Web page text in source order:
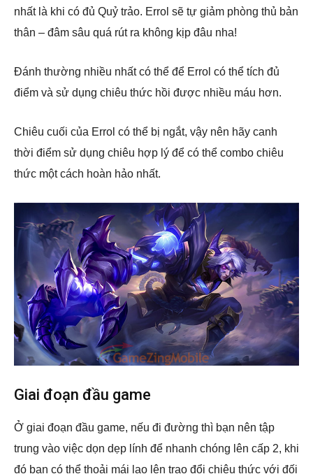
nhất là khi có đủ Quỷ trảo. Errol sẽ tự giảm phòng thủ bản
thân – đâm sâu quá rút ra không kịp đâu nha!
Đánh thường nhiều nhất có thể để Errol có thể tích đủ
điểm và sử dụng chiêu thức hồi được nhiều máu hơn.
Chiêu cuối của Errol có thể bị ngắt, vậy nên hãy canh
thời điểm sử dụng chiêu hợp lý để có thể combo chiêu
thức một cách hoàn hảo nhất.
Giai đoạn đầu game
Ở giai đoạn đầu game, nếu đi đường thì bạn nên tập
trung vào việc dọn dẹp lính để nhanh chóng lên cấp 2, khi
đó bạn có thể thoải mái lao lên trao đổi chiêu thức với đối